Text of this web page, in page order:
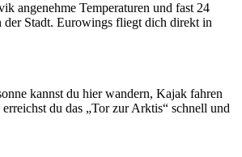
angenehme Temperaturen und fast 24
der Stadt. Eurowings fliegt dich direkt in
kannst du hier wandern, Kajak fahren
du das „Tor zur Arktis“ schnell und